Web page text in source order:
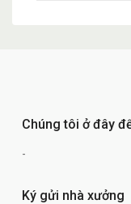
Chúng tôi ở đây
-
Ký gửi nhà xưởng